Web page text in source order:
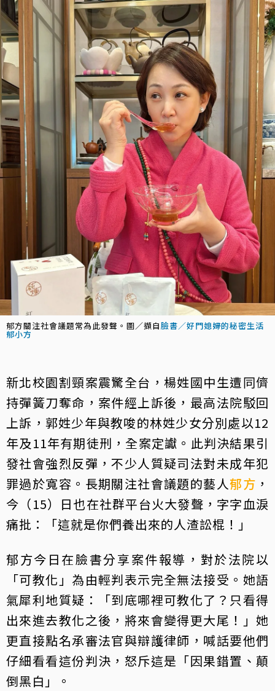
郁方關注社會議題常為此發聲。圖／擷自臉書／好門媳婦的秘密生活
郁小方
新北校園割頸案震驚全台，楊姓國中生遭同儕
持彈簧刀奪命，案件經上訴後，最高法院駁回
上訴，郭姓少年與教唆的林姓少女分別處以12
年及11年有期徒刑，全案定讞。此判決結果引
發社會強烈反彈，不少人質疑司法對未成年犯
罪過於寬容。長期關注社會議題的藝人郁方 ，
今（15）日也在社群平台火大發聲，字字血淚
痛批：「這就是你們養出來的人渣訟棍！」
郁方今日在臉書分享案件報導，對於法院以
「可教化」為由輕判表示完全無法接受。她語
氣犀利地質疑：「到底哪裡可教化了？只看得
出來進去教化之後，將來會變得更大尾！」她
更直接點名承審法官與辯護律師，喊話要他們
仔細看看這份判決，怒斥這是「因果錯置、顛
倒黑白」。